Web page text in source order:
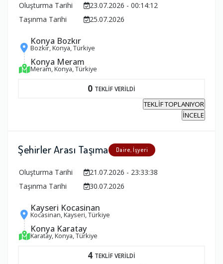
Oluşturma Tarihi
23.07.2026 - 00:14:12
Taşınma Tarihi
25.07.2026
Konya Bozkır
Bozkır, Konya, Türkiye
Konya Meram
Meram, Konya, Türkiye
0 TEKLİF VERİLDİ
TEKLİF TOPLANIYOR
İNCELE
Şehirler Arası Taşıma Daire, İşyeri
Oluşturma Tarihi
21.07.2026 - 23:33:38
Taşınma Tarihi
30.07.2026
Kayseri Kocasinan
Kocasinan, Kayseri, Türkiye
Konya Karatay
Karatay, Konya, Türkiye
4 TEKLİF VERİLDİ